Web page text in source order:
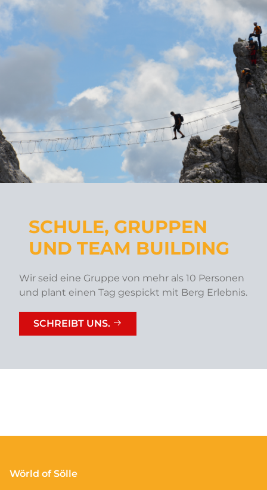
SCHULE, GRUPPEN
UND TEAM BUILDING
Wir seid eine Gruppe von mehr als 10 Personen
und plant einen Tag gespickt mit Berg Erlebnis.
SCHREIBT UNS.
Wörld of Sölle